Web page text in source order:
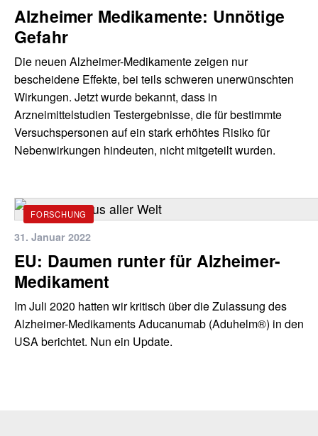
Alzheimer Medikamente: Unnötige
Gefahr
Die neuen Alzheimer-Medikamente zeigen nur
bescheidene Effekte, bei teils schweren unerwünschten
Wirkungen. Jetzt wurde bekannt, dass in
Arzneimittelstudien Testergebnisse, die für bestimmte
Versuchspersonen auf ein stark erhöhtes Risiko für
Nebenwirkungen hindeuten, nicht mitgeteilt wurden.
FORSCHUNG
31. Januar 2022
EU: Daumen runter für Alzheimer-
Medikament
Im Juli 2020 hatten wir kritisch über die Zulassung des
Alzheimer-Medikaments Aducanumab (Aduhelm®) in den
USA berichtet. Nun ein Update.